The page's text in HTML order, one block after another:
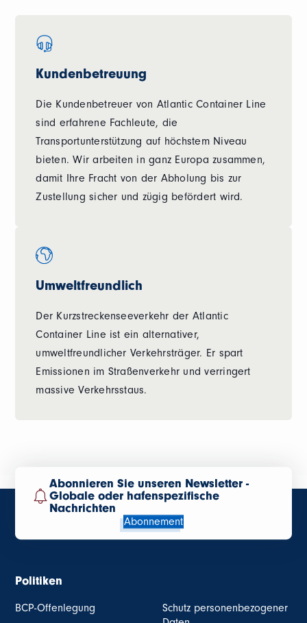
Kundenbetreuung
Die Kundenbetreuer von Atlantic Container Line
sind erfahrene Fachleute, die
Transportunterstützung auf höchstem Niveau
bieten. Wir arbeiten in ganz Europa zusammen,
damit Ihre Fracht von der Abholung bis zur
Zustellung sicher und zügig befördert wird.
Umweltfreundlich
Der Kurzstreckenseeverkehr der Atlantic
Container Line ist ein alternativer,
umweltfreundlicher Verkehrsträger. Er spart
Emissionen im Straßenverkehr und verringert
massive Verkehrsstaus.
Abonnieren Sie unseren Newsletter -
Globale oder hafenspezifische
Nachrichten
Abonnement
Politiken
BCP-Offenlegung
Schutz personenbezogener